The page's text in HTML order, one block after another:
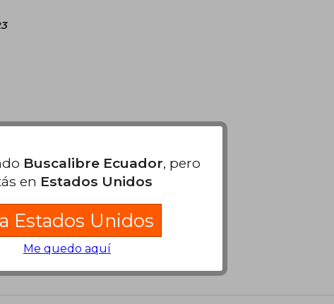
propia evaluación
Buscalibre Ecuador, pero
en Estados Unidos
Estados Unidos
Me quedo aquí